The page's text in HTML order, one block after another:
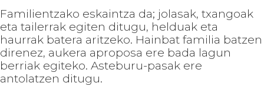
Familientzako eskaintza da; jolasak, txangoak
eta tailerrak egiten ditugu, helduak eta
haurrak batera aritzeko. Hainbat familia batzen
direnez, aukera aproposa ere bada lagun
berriak egiteko. Asteburu-pasak ere
antolatzen ditugu.